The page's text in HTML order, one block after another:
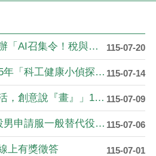
115-07-20
高雄市稅捐稽徵處舉辦「AI召集令！稅與爭....
115-07-14
高雄市政府衛生局115年「科工健康小偵探....
115-07-09
法務部「炎夏『漫』活，創意說『畫』」11....
115-07-06
公告「115年下半年役男申請服一般替代役....
115-07-01
上有獎徵答